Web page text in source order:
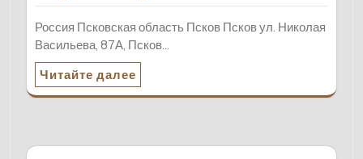
Россия Псковская область Псков Псков ул. Николая
Васильева, 87А, Псков…
Читайте далее